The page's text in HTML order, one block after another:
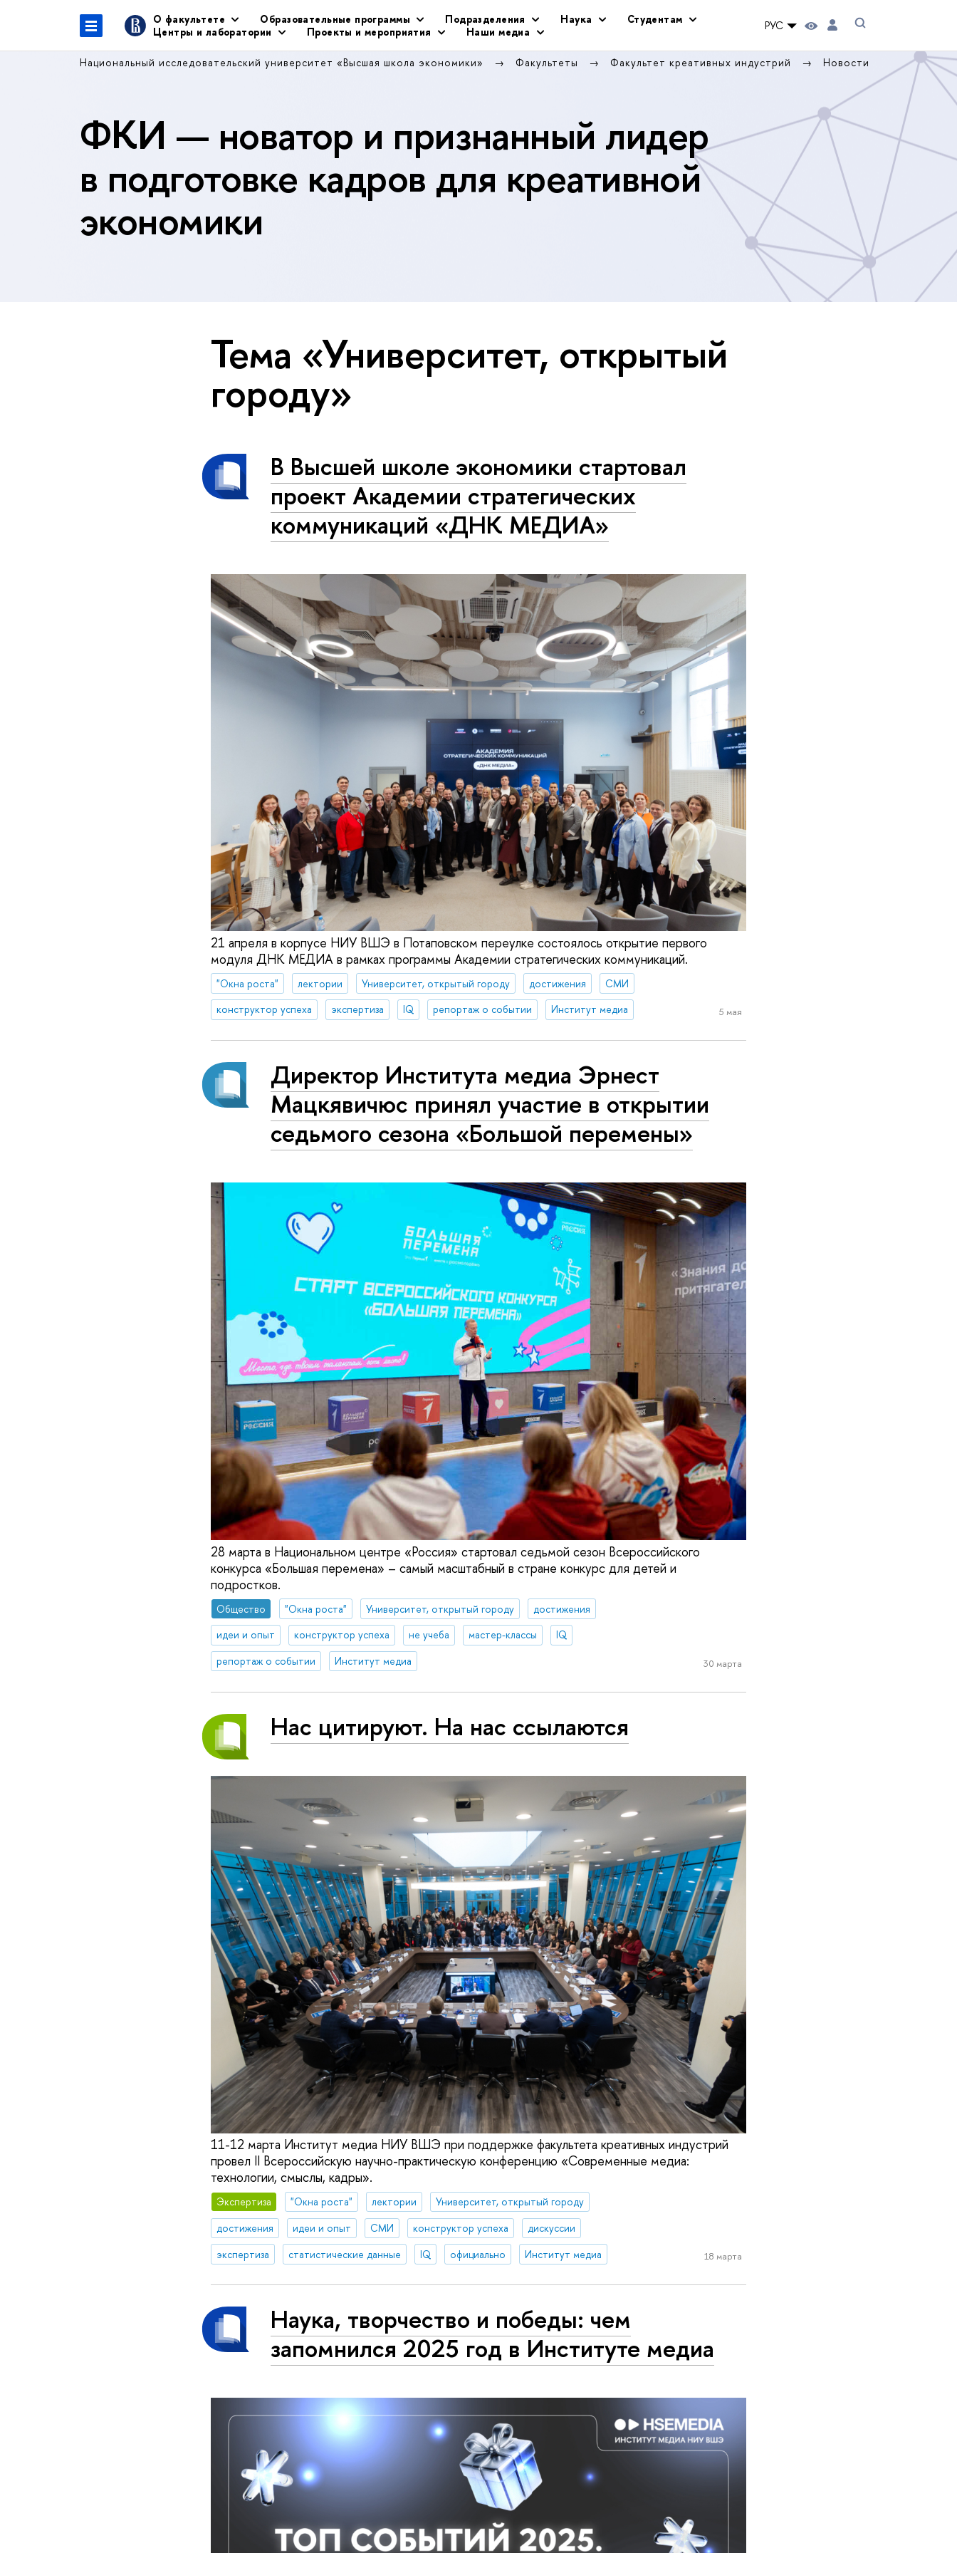
О факультете Образовательные программы Подразделения Наука
Студентам
Центры и лаборатории
Проекты и мероприятия Наши медиа РУС
Национальный исследовательский университет «Высшая школа экономики» Факультеты Факультет креативных индустрий Новости
ФКИ — новатор и признанный лидер
в подготовке кадров для креативной
экономики
Тема «Университет, открытый
городу»
В Высшей школе экономики стартовал
проект Академии стратегических
коммуникаций «ДНК МЕДИА»
21 апреля в корпусе НИУ ВШЭ в Потаповском переулке состоялось открытие первого
модуля ДНК МЕДИА в рамках программы Академии стратегических коммуникаций.
"Окна роста" лектории Университет, открытый городу достижения
СМИ
конструктор успеха
экспертиза IQ репортаж о событии Институт медиа 5 мая
Директор Института медиа Эрнест
Мацкявичюс принял участие в открытии
седьмого сезона «Большой перемены»
28 марта в Национальном центре «Россия» стартовал седьмой сезон Всероссийского
конкурса «Большая перемена» – самый масштабный в стране конкурс для детей и
подростков.
Общество "Окна роста" Университет, открытый городу
достижения
идеи и опыт
конструктор успеха не учеба мастер-классы
IQ
репортаж о событии
Институт медиа 30 марта
Нас цитируют. На нас ссылаются
11-12 марта Институт медиа НИУ ВШЭ при поддержке факультета креативных индустрий
провел II Всероссийскую научно-практическую конференцию «Современные медиа:
технологии, смыслы, кадры».
Экспертиза "Окна роста" лектории
Университет, открытый городу
достижения
идеи и опыт СМИ конструктор успеха
дискуссии
экспертиза
статистические данные IQ официально Институт медиа 18 марта
Наука, творчество и победы: чем
запомнился 2025 год в Институте медиа